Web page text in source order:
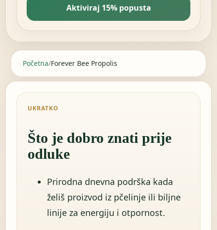
Aktiviraj 15% popusta
Početna/Forever Bee Propolis
UKRATKO
Što je dobro znati prije
odluke
Prirodna dnevna podrška kada
želiš proizvod iz pčelinje ili biljne
linije za energiju i otpornost.